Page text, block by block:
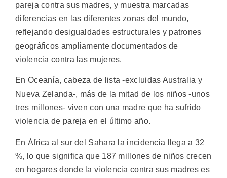
pareja contra sus madres, y muestra marcadas
diferencias en las diferentes zonas del mundo,
reflejando desigualdades estructurales y patrones
geográficos ampliamente documentados de
violencia contra las mujeres.
En Oceanía, cabeza de lista -excluidas Australia y
Nueva Zelanda-, más de la mitad de los niños -unos
tres millones- viven con una madre que ha sufrido
violencia de pareja en el último año.
En África al sur del Sahara la incidencia llega a 32
%, lo que significa que 187 millones de niños crecen
en hogares donde la violencia contra sus madres es